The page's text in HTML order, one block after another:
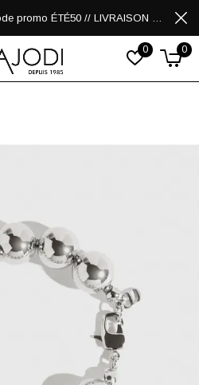
0 0
50% sur les soldes avec le code promo ÉTÉ50 // LIVRAISON GRATUITE POUR LES ACHATS DE 250$ ET PLUS